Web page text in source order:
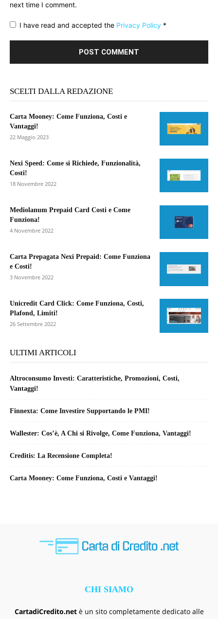
next time I comment.
I have read and accepted the Privacy Policy *
SCELTI DALLA REDAZIONE
Carta Mooney: Come Funziona, Costi e
Vantaggi!
22 Maggio 2023
Nexi Speed: Come si Richiede, Funzionalità,
Costi!
18 Novembre 2022
Mediolanum Prepaid Card Costi e Come
Funziona!
4 Novembre 2022
Carta Prepagata Nexi Prepaid: Come Funziona
e Costi!
3 Novembre 2022
Unicredit Card Click: Come Funziona, Costi,
Plafond, Limiti!
26 Settembre 2022
ULTIMI ARTICOLI
Altroconsumo Investi: Caratteristiche, Promozioni, Costi,
Vantaggi!
Finnexta: Come Investire Supportando le PMI!
Wallester: Cos’è, A Chi si Rivolge, Come Funziona, Vantaggi!
Creditis: La Recensione Completa!
Carta Mooney: Come Funziona, Costi e Vantaggi!
CHI SIAMO
CartadiCredito.netè un sito completamente dedicato alle